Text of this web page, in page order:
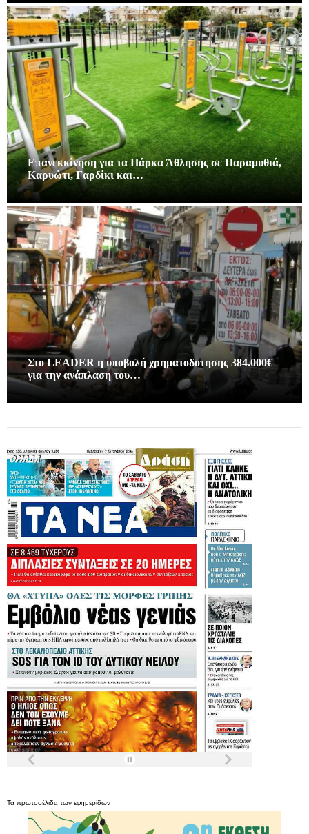
Επανεκκίνηση για τα Πάρκα Άθλησης σε Παραμυθιά,
Καρυώτι, Γαρδίκι και…
Στο LEADER η υποβολή χρηματοδοτησης 384.000€
για την ανάπλαση του…
Τα πρωτοσέλιδα των εφημερίδων